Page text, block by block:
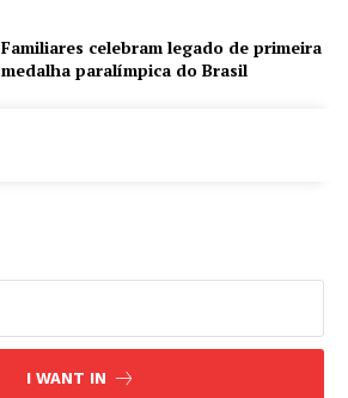
Familiares celebram legado de primeira
medalha paralímpica do Brasil
I WANT IN